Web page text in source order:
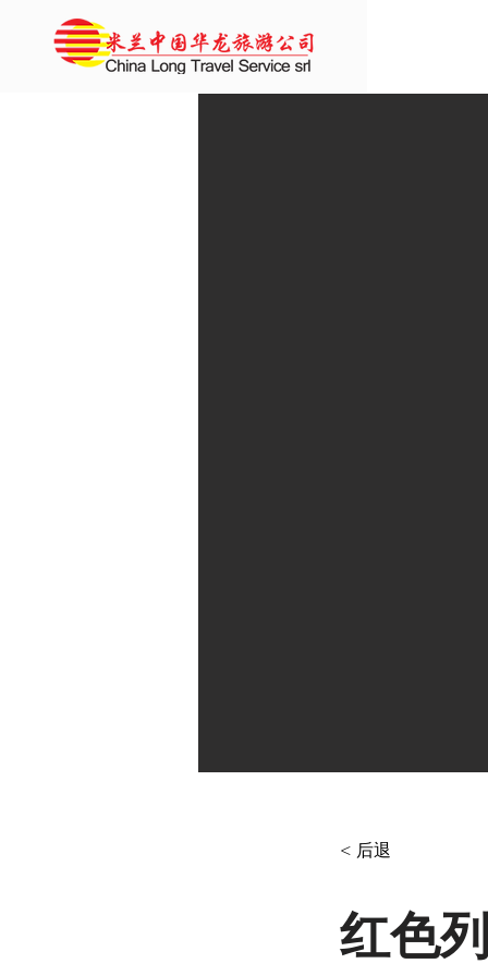
< 后退
红色